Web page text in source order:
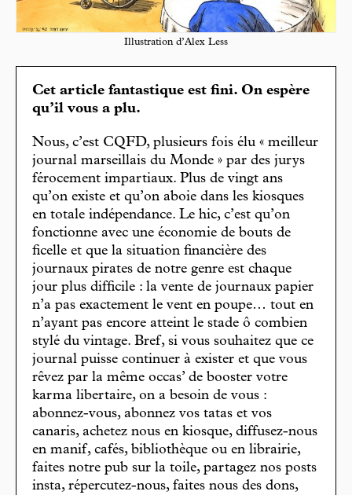
Illustration d’Alex Less
Cet article fantastique est fini. On espère
qu’il vous a plu.
Nous, c’est CQFD, plusieurs fois élu « meilleur
journal marseillais du Monde » par des jurys
férocement impartiaux. Plus de vingt ans
qu’on existe et qu’on aboie dans les kiosques
en totale indépendance. Le hic, c’est qu’on
fonctionne avec une économie de bouts de
ficelle et que la situation financière des
journaux pirates de notre genre est chaque
jour plus difficile : la vente de journaux papier
n’a pas exactement le vent en poupe… tout en
n’ayant pas encore atteint le stade ô combien
stylé du vintage. Bref, si vous souhaitez que ce
journal puisse continuer à exister et que vous
rêvez par la même occas’ de booster votre
karma libertaire, on a besoin de vous :
abonnez-vous, abonnez vos tatas et vos
canaris, achetez nous en kiosque, diffusez-nous
en manif, cafés, bibliothèque ou en librairie,
faites notre pub sur la toile, partagez nos posts
insta, répercutez-nous, faites nous des dons,